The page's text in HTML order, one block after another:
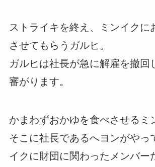
ストライキを終え、ミンイクに
させてもらうガルヒ。
ガルヒは社長が急に解雇を撤回
審がります。
かまわずおかゆを食べさせるミ
そこに社長であるへヨンがやっ
イクに財団に関わったメンバー